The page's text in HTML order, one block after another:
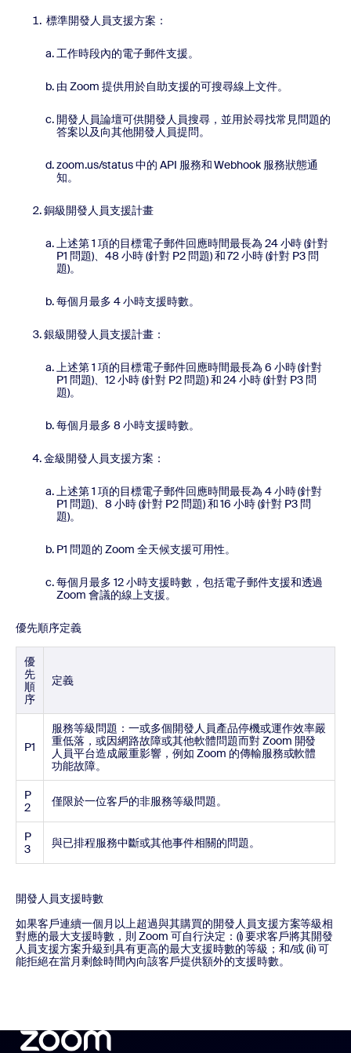
標準開發人員支援方案：
工作時段內的電子郵件支援。
由 Zoom 提供用於自助支援的可搜尋線上文件。
開發人員論壇可供開發人員搜尋，並用於尋找常見問題的
答案以及向其他開發人員提問。
zoom.us/status 中的 API 服務和 Webhook 服務狀態通
知。
銅級開發人員支援計畫
上述第 1 項的目標電子郵件回應時間最長為 24 小時 (針對
P1 問題)、48 小時 (針對 P2 問題) 和 72 小時 (針對 P3 問
題)。
每個月最多 4 小時支援時數。
銀級開發人員支援計畫：
上述第 1 項的目標電子郵件回應時間最長為 6 小時 (針對
P1 問題)、12 小時 (針對 P2 問題) 和 24 小時 (針對 P3 問
題)。
每個月最多 8 小時支援時數。
金級開發人員支援方案：
上述第 1 項的目標電子郵件回應時間最長為 4 小時 (針對
P1 問題)、8 小時 (針對 P2 問題) 和 16 小時 (針對 P3 問
題)。
P1 問題的 Zoom 全天候支援可用性。
每個月最多 12 小時支援時數，包括電子郵件支援和透過
Zoom 會議的線上支援。
優先順序定義
優
先
順
序
定義
P1
服務等級問題：一或多個開發人員產品停機或運作效率嚴
重低落，或因網路故障或其他軟體問題而對 Zoom 開發
人員平台造成嚴重影響，例如 Zoom 的傳輸服務或軟體
功能故障。
P
2
僅限於一位客戶的非服務等級問題。
P
3
與已排程服務中斷或其他事件相關的問題。
開發人員支援時數
如果客戶連續一個月以上超過與其購買的開發人員支援方案等級相
對應的最大支援時數，則 Zoom 可自行決定：(i) 要求客戶將其開發
人員支援方案升級到具有更高的最大支援時數的等級；和/或 (ii) 可
能拒絕在當月剩餘時間內向該客戶提供額外的支援時數。